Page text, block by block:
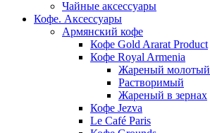
Чайные аксессуары
Кофе. Аксессуары
Армянский кофе
Кофе Gold Ararat Product
Кофе Royal Armenia
Жареный молотый
Растворимый
Жареный в зернах
Кофе Jezva
Le Café Paris